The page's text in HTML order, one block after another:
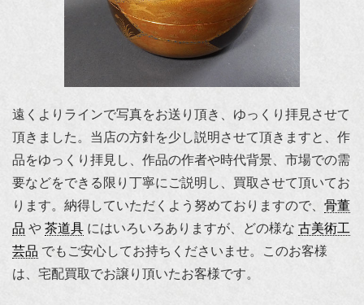
遠くよりラインで写真をお送り頂き、ゆっくり拝見させて
頂きました。当店の方針を少し説明させて頂きますと、作
品をゆっくり拝見し、作品の作者や時代背景、市場での需
要などをできる限り丁寧にご説明し、買取させて頂いてお
ります。納得していただくよう努めておりますので、 骨董
品 や 茶道具 にはいろいろありますが、どの様な 古美術工
芸品 でもご安心してお持ちくださいませ。このお客様
は、宅配買取でお譲り頂いたお客様です。